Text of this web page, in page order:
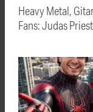
Heavy Metal,
Fans: Judas